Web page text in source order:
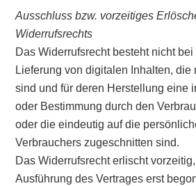
Ausschluss bzw. vorzeitiges
Widerrufsrechts
Das Widerrufsrecht besteht nicht
Lieferung von digitalen Inhalten, die
sind und für deren Herstellung eine
oder Bestimmung durch den
oder die eindeutig auf die
Verbrauchers zugeschnitten sind.
Das Widerrufsrecht erlischt
Ausführung des Vertrages erst